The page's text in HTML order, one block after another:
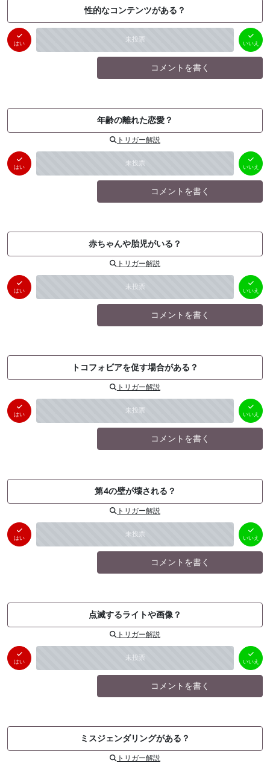
性的なコンテンツがある？
はい 未投票
いいえ
（ 0件）
いいえ
コメントを書く
年齢の離れた恋愛？
トリガー解説
はい 未投票
いいえ
（ 0件）
いいえ
コメントを書く
赤ちゃんや胎児がいる？
トリガー解説
はい 未投票
いいえ
（ 0件）
いいえ
コメントを書く
トコフォビアを促す場合がある？
トリガー解説
はい 未投票
いいえ
（ 0件）
いいえ
コメントを書く
第4の壁が壊される？
トリガー解説
はい 未投票
いいえ
（ 0件）
いいえ
コメントを書く
点滅するライトや画像？
トリガー解説
はい 未投票
いいえ
（ 0件）
いいえ
コメントを書く
ミスジェンダリングがある？
トリガー解説